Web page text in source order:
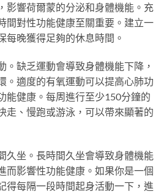
影響荷爾蒙的分泌和身體機能。充
間對性功能健康至關重要。建立一
每晚獲得足夠的休息時間。
。缺乏運動會導致身體機能下降，
。適度的有氧運動可以提高心肺功
能健康。每周進行至少150分鐘的
走、慢跑或游泳，可以帶來顯著的
久坐。長時間久坐會導致身體機能
而影響性功能健康。如果你是一個
得每隔一段時間起身活動一下，進